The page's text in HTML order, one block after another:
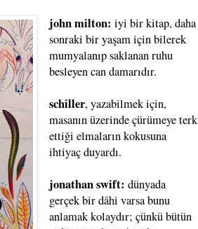
john milton: iyi bir kitap, daha
sonraki bir yaşam için bilerek
mumyalanıp saklanan ruhu
besleyen can damarıdır.
schiller, yazabilmek için,
masanın üzerinde çürümeye terk
ettiği elmaların kokusuna
ihtiyaç duyardı.
jonathan swift: dünyada
gerçek bir dâhi varsa bunu
anlamak kolaydır; çünkü bütün